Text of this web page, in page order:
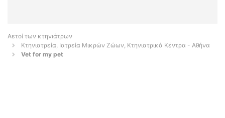
Αετοί των κτηνιάτρων
Κτηνιατρεία, Ιατρεία Μικρών Ζώων, Κτηνιατρικά Κέντρα - Αθήνα
Vet for my pet